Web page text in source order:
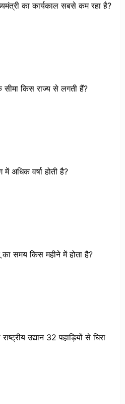
का कार्यकाल सबसे कम रहा है?
सीमा किस राज्य से लगती हैं?
अधिक वर्षा होती है?
समय किस महीने में होता है?
उद्यान 32 पहाड़ियों से घिरा